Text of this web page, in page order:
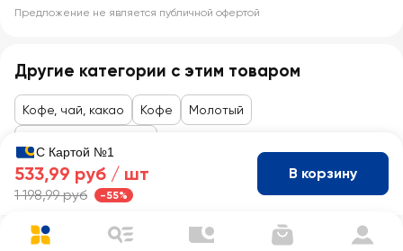
Предложение не является публичной офертой
Другие категории с этим товаром
Кофе, чай, какао Кофе Молотый
С Картой №1
533,99 руб / шт
1 198,99 руб -55%
В корзину